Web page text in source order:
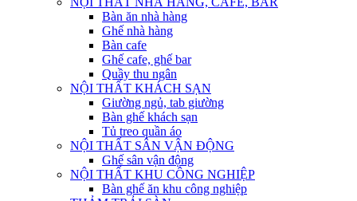
Bàn ăn nhà hàng
Ghế nhà hàng
Bàn cafe
Ghế cafe, ghế bar
Quầy thu ngân
NỘI THẤT KHÁCH SẠN
Giường ngủ, tab giường
Bàn ghế khách sạn
Tủ treo quần áo
NỘI THẤT SÂN VẬN ĐỘNG
Ghế sân vận động
NỘI THẤT KHU CÔNG NGHIỆP
Bàn ghế ăn khu công nghiệp